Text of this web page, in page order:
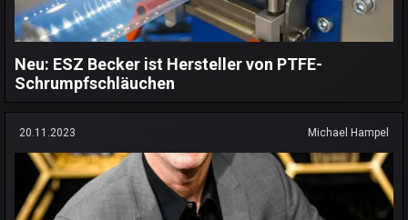
Neu: ESZ Becker ist Hersteller von PTFE-
Schrumpfschläuchen
20.11.2023 Michael Hampel